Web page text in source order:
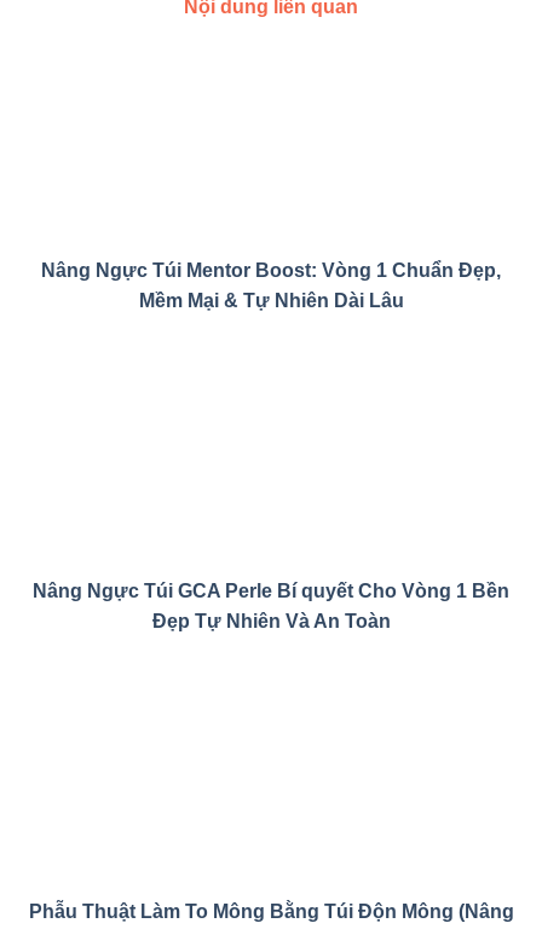
Nội dung liên quan
Nâng Ngực Túi Mentor Boost: Vòng 1 Chuẩn Đẹp,
Mềm Mại & Tự Nhiên Dài Lâu
Nâng Ngực Túi GCA Perle Bí quyết Cho Vòng 1 Bền
Đẹp Tự Nhiên Và An Toàn
Phẫu Thuật Làm To Mông Bằng Túi Độn Mông (Nâng